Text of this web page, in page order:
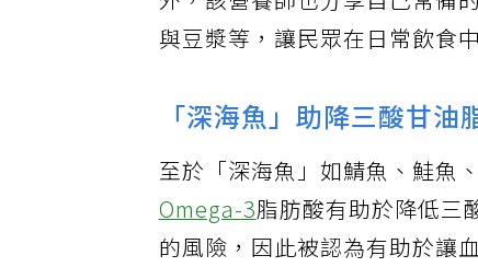
外，該營養師也分享自己常備
與豆漿等，讓民眾在日常飲食
「深海魚」助降三酸甘油
至於「深海魚」如鯖魚、鮭魚
Omega-3脂肪酸有助於降低三